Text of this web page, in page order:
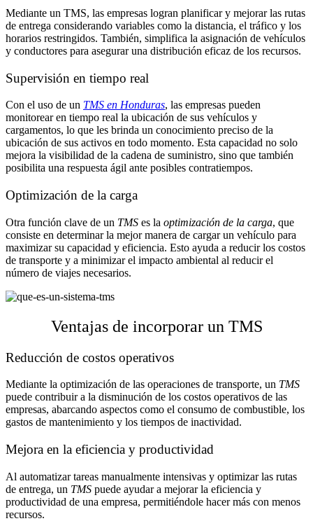
Mediante un TMS, las empresas logran planificar y mejorar las rutas
de entrega considerando variables como la distancia, el tráfico y los
horarios restringidos. También, simplifica la asignación de vehículos
y conductores para asegurar una distribución eficaz de los recursos.
Supervisión en tiempo real
Con el uso de un TMS en Honduras, las empresas pueden
monitorear en tiempo real la ubicación de sus vehículos y
cargamentos, lo que les brinda un conocimiento preciso de la
ubicación de sus activos en todo momento. Esta capacidad no solo
mejora la visibilidad de la cadena de suministro, sino que también
posibilita una respuesta ágil ante posibles contratiempos.
Optimización de la carga
Otra función clave de un TMS es la optimización de la carga, que
consiste en determinar la mejor manera de cargar un vehículo para
maximizar su capacidad y eficiencia. Esto ayuda a reducir los costos
de transporte y a minimizar el impacto ambiental al reducir el
número de viajes necesarios.
Ventajas de incorporar un TMS
Reducción de costos operativos
Mediante la optimización de las operaciones de transporte, un TMS
puede contribuir a la disminución de los costos operativos de las
empresas, abarcando aspectos como el consumo de combustible, los
gastos de mantenimiento y los tiempos de inactividad.
Mejora en la eficiencia y productividad
Al automatizar tareas manualmente intensivas y optimizar las rutas
de entrega, un TMS puede ayudar a mejorar la eficiencia y
productividad de una empresa, permitiéndole hacer más con menos
recursos.